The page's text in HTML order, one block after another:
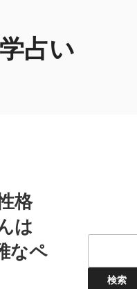
占い
格
は
なペ